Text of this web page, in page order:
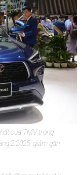
của TMV trong
2.2025, giảm gần